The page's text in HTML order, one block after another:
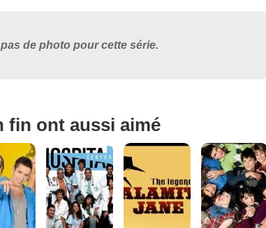
de photo pour cette série.
fin ont aussi aimé